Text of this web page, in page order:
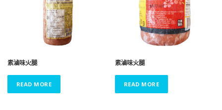
素滷味火腿
READ MORE
素滷味火腿
READ MORE